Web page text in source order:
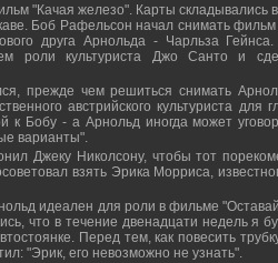
"Качая железо". Карты складывались
Боб Рафельсон начал снимать
друга Арнольда - Чарльза
роли культуриста Джо Санто и
прежде чем решиться снимать
австрийского культуриста для
к Бобу - а Арнольд иногда может
варианты".
Джеку Николсону, чтобы тот
взять Эрика Морриса,
идеален для роли в фильме
что в течение двенадцати недель я
Перед тем, как повесить
"Эрик, его невозможно не узнать".